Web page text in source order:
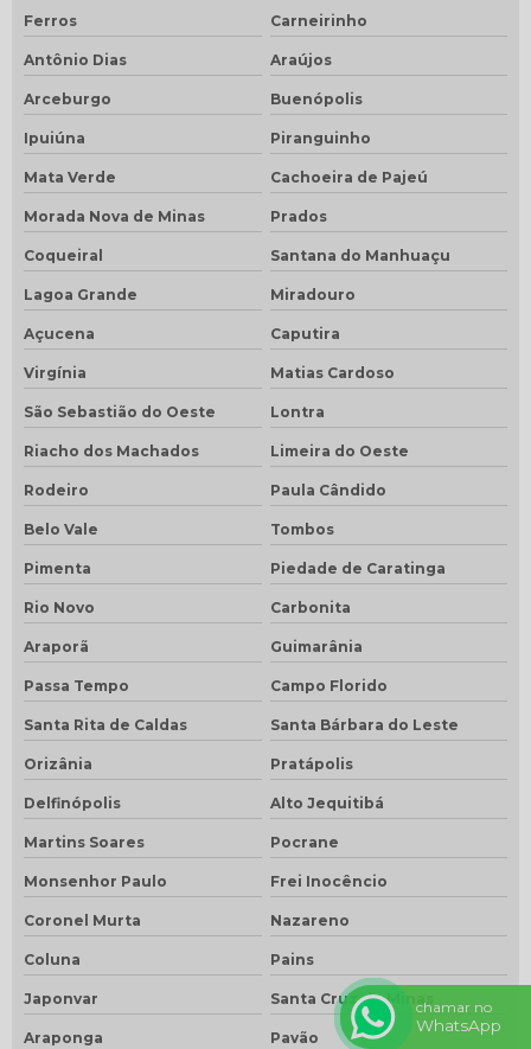
Ferros Carneirinho
Antônio Dias Araújos
Arceburgo Buenópolis
Ipuiúna Piranguinho
Mata Verde Cachoeira de Pajeú
Morada Nova de Minas Prados
Coqueiral Santana do Manhuaçu
Lagoa Grande Miradouro
Açucena Caputira
Virgínia Matias Cardoso
São Sebastião do Oeste Lontra
Riacho dos Machados Limeira do Oeste
Rodeiro Paula Cândido
Belo Vale Tombos
Pimenta Piedade de Caratinga
Rio Novo Carbonita
Araporã Guimarânia
Passa Tempo Campo Florido
Santa Rita de Caldas Santa Bárbara do Leste
Orizânia Pratápolis
Delfinópolis Alto Jequitibá
Martins Soares Pocrane
Monsenhor Paulo Frei Inocêncio
Coronel Murta Nazareno
Coluna Pains
Japonvar Santa Cruz de Minas
Araponga Pavão
chamar no
WhatsApp